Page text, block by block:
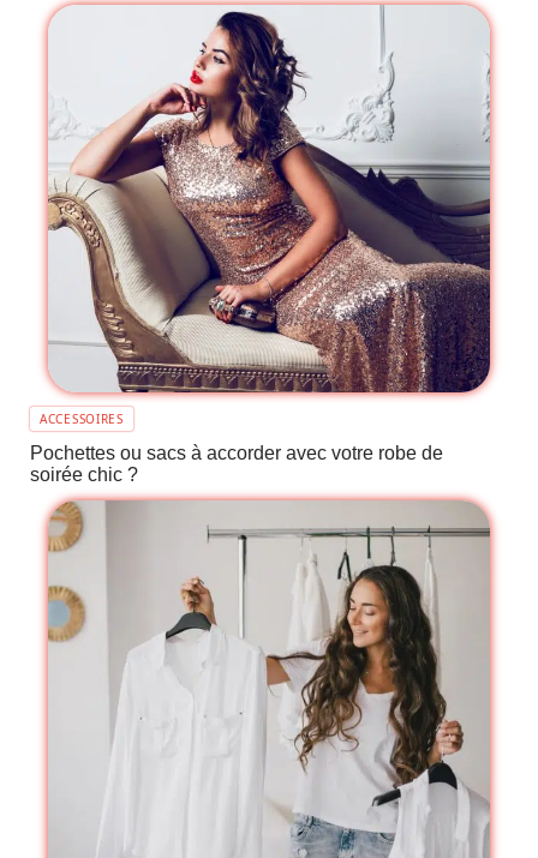
ACCESSOIRES
Pochettes ou sacs à accorder avec votre robe de
soirée chic ?